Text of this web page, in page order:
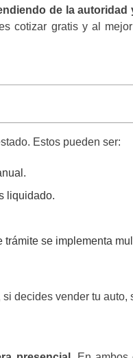
de la autoridad
cotizar gratis y al
Estos pueden ser:
liquidado.
se implementa
decides vender tu auto,